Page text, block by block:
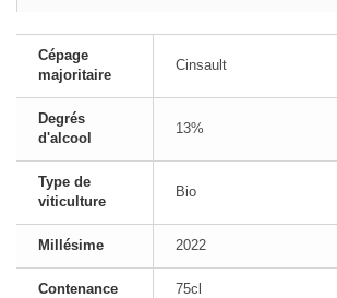
Cépage
majoritaire
Cinsault
Degrés
d'alcool
13%
Type de
viticulture
Bio
Millésime 2022
Contenance 75cl